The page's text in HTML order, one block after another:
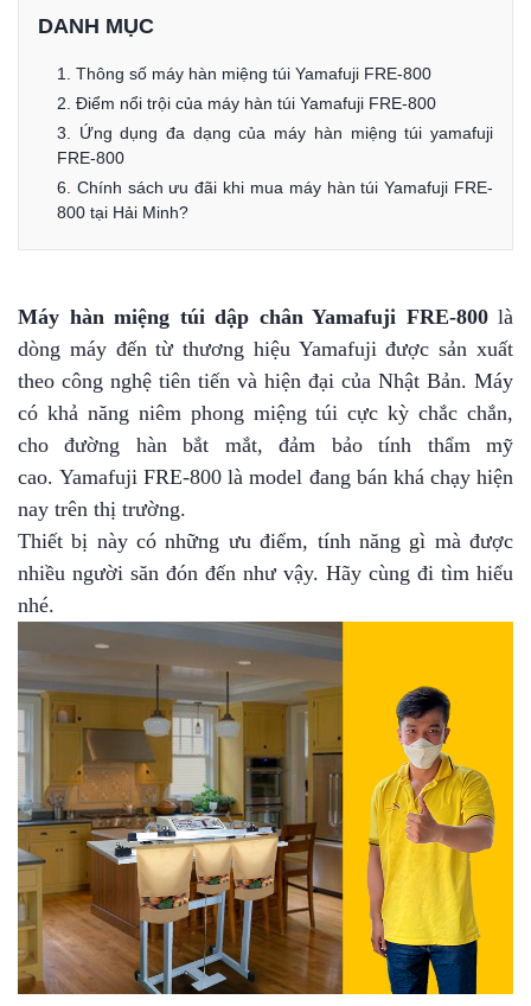
DANH MỤC
1. Thông số máy hàn miệng túi Yamafuji FRE-800
2. Điểm nổi trội của máy hàn túi Yamafuji FRE-800
3. Ứng dụng đa dạng của máy hàn miệng túi yamafuji
FRE-800
6. Chính sách ưu đãi khi mua máy hàn túi Yamafuji FRE-
800 tại Hải Minh?
Máy hàn miệng túi dập chân Yamafuji FRE-800là
dòng máy đến từ thương hiệu Yamafuji được sản xuất
theo công nghệ tiên tiến và hiện đại của Nhật Bản. Máy
có khả năng niêm phong miệng túi cực kỳ chắc chắn,
cho đường hàn bắt mắt, đảm bảo tính thẩm mỹ
cao.Yamafuji FRE-800 là model đang bán khá chạy hiện
nay trên thị trường.
Thiết bị này có những ưu điểm, tính năng gì mà được
nhiều người săn đón đến như vậy. Hãy cùng đi tìm hiểu
nhé.